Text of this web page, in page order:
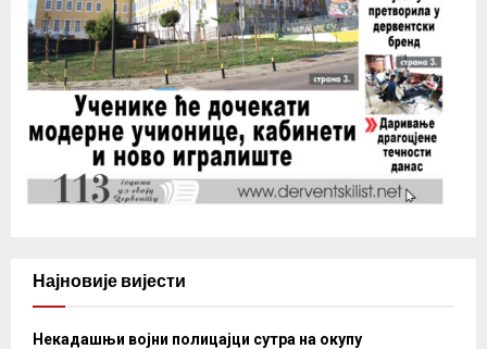
Најновије вијести
Некадашњи војни полицајци сутра на окупу